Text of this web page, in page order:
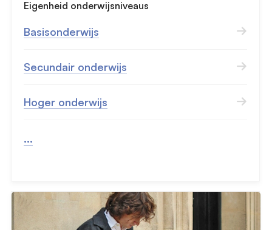
Eigenheid onderwijsniveaus
Basisonderwijs
Secundair onderwijs
Hoger onderwijs
...